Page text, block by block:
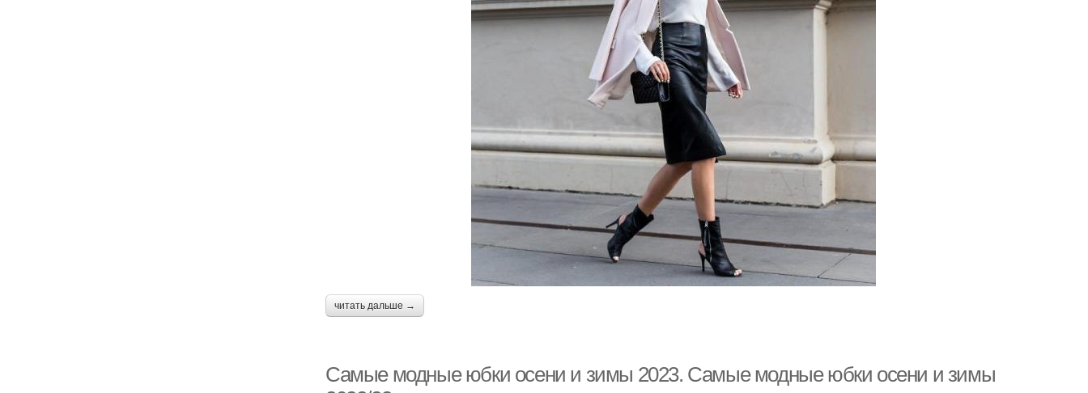
читать дальше →
Самые модные юбки осени и зимы 2023. Самые модные юбки осени и зимы